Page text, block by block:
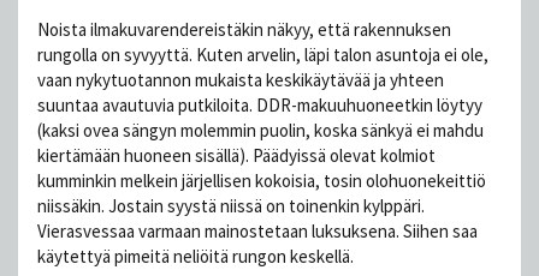
Noista ilmakuvarendereistäkin näkyy, että rakennuksen
rungolla on syvyyttä. Kuten arvelin, läpi talon asuntoja ei ole,
vaan nykytuotannon mukaista keskikäytävää ja yhteen
suuntaa avautuvia putkiloita. DDR-makuuhuoneetkin löytyy
(kaksi ovea sängyn molemmin puolin, koska sänkyä ei mahdu
kiertämään huoneen sisällä). Päädyissä olevat kolmiot
kumminkin melkein järjellisen kokoisia, tosin olohuonekeittiö
niissäkin. Jostain syystä niissä on toinenkin kylppäri.
Vierasvessaa varmaan mainostetaan luksuksena. Siihen saa
käytettyä pimeitä neliöitä rungon keskellä.